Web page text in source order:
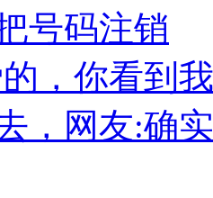
号码注销
，你看到
，网友:确